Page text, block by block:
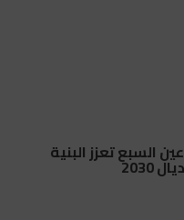
السبع تعزز البنية